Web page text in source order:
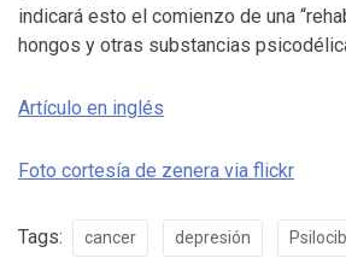
indicará esto el comienzo de una
hongos y otras substancias
Artículo en inglés
Foto cortesía de zenera via flickr
Tags: cancer depresión